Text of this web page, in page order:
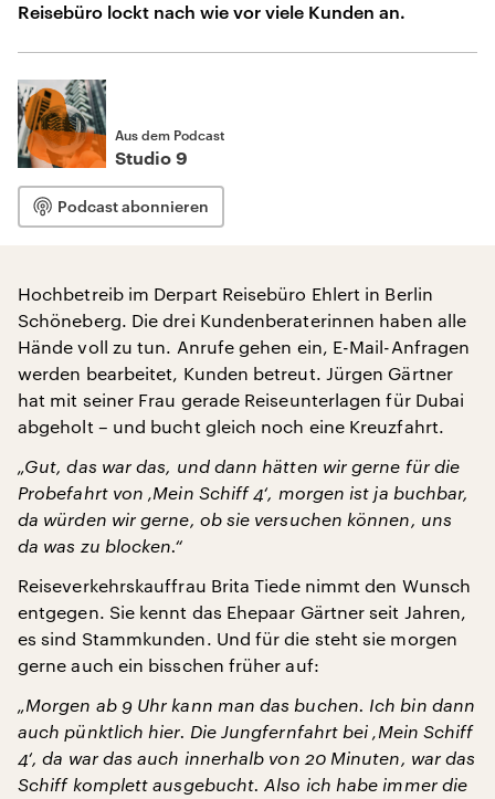
Reisebüro lockt nach wie vor viele Kunden an.
Aus dem Podcast
Studio 9
Podcast abonnieren
Hochbetreib im Derpart Reisebüro Ehlert in Berlin
Schöneberg. Die drei Kundenberaterinnen haben alle
Hände voll zu tun. Anrufe gehen ein, E-Mail-Anfragen
werden bearbeitet, Kunden betreut. Jürgen Gärtner
hat mit seiner Frau gerade Reiseunterlagen für Dubai
abgeholt – und bucht gleich noch eine Kreuzfahrt.
„Gut, das war das, und dann hätten wir gerne für die
Probefahrt von ‚Mein Schiff 4‘, morgen ist ja buchbar,
da würden wir gerne, ob sie versuchen können, uns
da was zu blocken.“
Reiseverkehrskauffrau Brita Tiede nimmt den Wunsch
entgegen. Sie kennt das Ehepaar Gärtner seit Jahren,
es sind Stammkunden. Und für die steht sie morgen
gerne auch ein bisschen früher auf:
„Morgen ab 9 Uhr kann man das buchen. Ich bin dann
auch pünktlich hier. Die Jungfernfahrt bei ‚Mein Schiff
4‘, da war das auch innerhalb von 20 Minuten, war das
Schiff komplett ausgebucht. Also ich habe immer die